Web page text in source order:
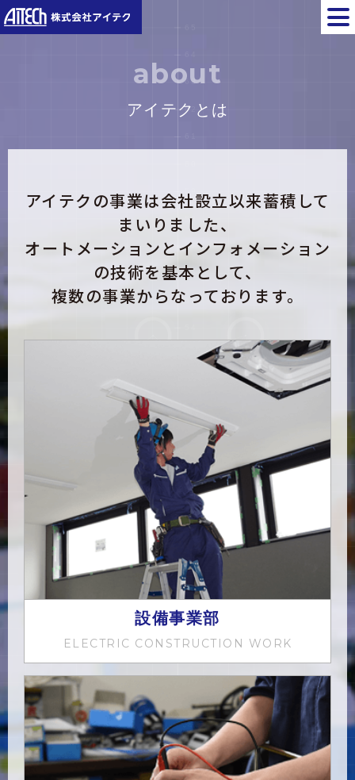
about
アイテクとは
アイテクの事業は会社設立以来蓄積して
まいりました、
オートメーションとインフォメーション
の技術を基本として、
複数の事業からなっております。
設備事業部
ELECTRIC CONSTRUCTION WORK